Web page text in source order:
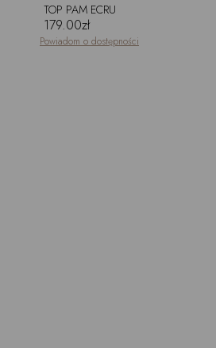
TOP PAM ECRU
179.00zł
Powiadom o dostępności